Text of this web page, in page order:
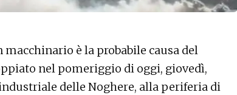
è la probabile causa del
nel pomeriggio di oggi, giovedì,
delle Noghere, alla periferia di